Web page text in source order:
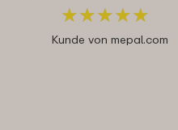
★★★★★
★★★★★
Kunde von mepal.com